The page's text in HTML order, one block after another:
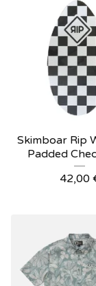
Skimboar Rip
Padded
42,00